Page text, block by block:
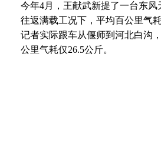
今年4月，王献武新提了一台东
往返满载工况下，平均百公里气
记者实际跟车从偃师到河北白沟
公里气耗仅26.5公斤。